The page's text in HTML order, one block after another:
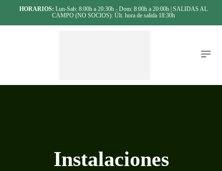
HORARIOS: Lun-Sab: 8:00h a 20:30h - Dom: 8:00h a 20:00h | SALIDAS AL
CAMPO (NO SOCIOS): Últ. hora de salida 18:30h
Instalaciones